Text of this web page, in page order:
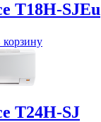
T18H-SJEu
T24H-SJ